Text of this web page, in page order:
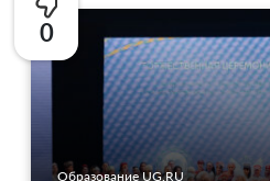
0
Образование UG.RU